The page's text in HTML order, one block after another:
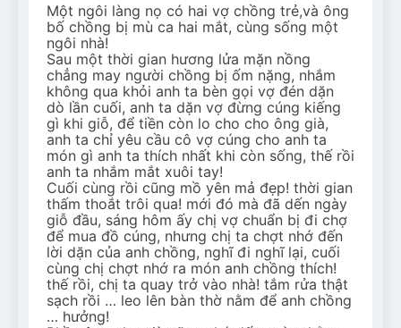
Một ngôi làng nọ có hai vợ chồng trẻ,và ông
bố chồng bị mù ca hai mắt, cùng sống một
ngôi nhà!
Sau một thời gian hương lửa mặn nồng
chẳng may người chồng bị ốm nặng, nhắm
không qua khỏi anh ta bèn gọi vợ đén dặn
dò lần cuối, anh ta dặn vợ đừng cúng kiếng
gì khi giỗ, để tiền còn lo cho cho ông già,
anh ta chỉ yêu cầu cô vợ cúng cho anh ta
món gì anh ta thích nhất khi còn sống, thế rồi
anh ta nhắm mắt xuôi tay!
Cuối cùng rồi cũng mồ yên mả đẹp! thời gian
thấm thoắt trôi qua! mới đó mà đã dến ngày
giỗ đầu, sáng hôm ấy chị vợ chuẩn bị đi chợ
để mua đồ cúng, nhưng chị ta chợt nhớ đến
lời dặn của anh chồng, nghĩ đi nghĩ lại, cuối
cùng chị chợt nhớ ra món anh chồng thích!
thế rồi, chị ta quay trở vào nhà! tắm rửa thật
sạch rồi … leo lên bàn thờ nằm để anh chồng
… hưởng!